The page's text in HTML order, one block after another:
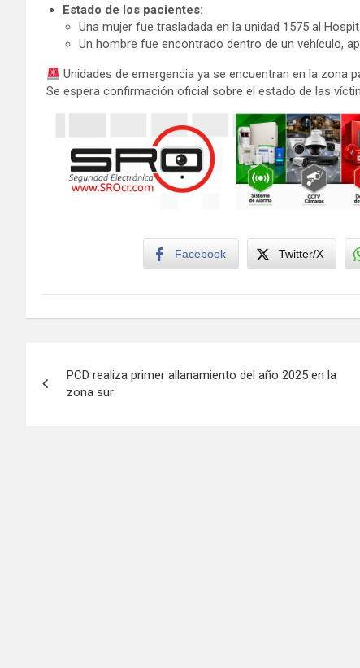
Estado de los pacientes:
Una mujer fue trasladada en la unidad 1575 al
Un hombre fue encontrado dentro de un vehículo,
Unidades de emergencia ya se encuentran en la zona
Se espera confirmación oficial sobre el estado de las
Facebook Twitter/X
de
entradas
PCD realiza primer allanamiento del año 2025 en la
zona sur